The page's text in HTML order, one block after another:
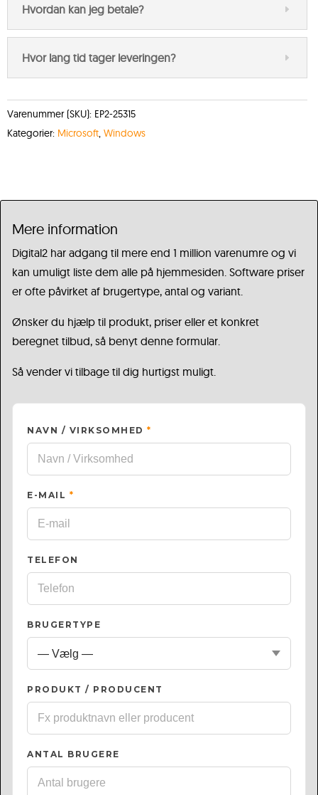
Hvordan kan jeg betale?
Hvor lang tid tager leveringen?
Varenummer (SKU): EP2-25315
Kategorier: Microsoft, Windows
Mere information
Digital2 har adgang til mere end 1 million varenumre og vi
kan umuligt liste dem alle på hjemmesiden. Software priser
er ofte påvirket af brugertype, antal og variant.
Ønsker du hjælp til produkt, priser eller et konkret
beregnet tilbud, så benyt denne formular.
Så vender vi tilbage til dig hurtigst muligt.
NAVN / VIRKSOMHED *
E-MAIL *
TELEFON
BRUGERTYPE
PRODUKT / PRODUCENT
ANTAL BRUGERE